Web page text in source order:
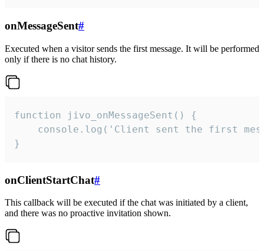
onMessageSent#
Executed when a visitor sends the first message. It will be performed
only if there is no chat history.
function jivo_onMessageSent() {
console.log('Client sent the first
}
onClientStartChat#
This callback will be executed if the chat was initiated by a client,
and there was no proactive invitation shown.